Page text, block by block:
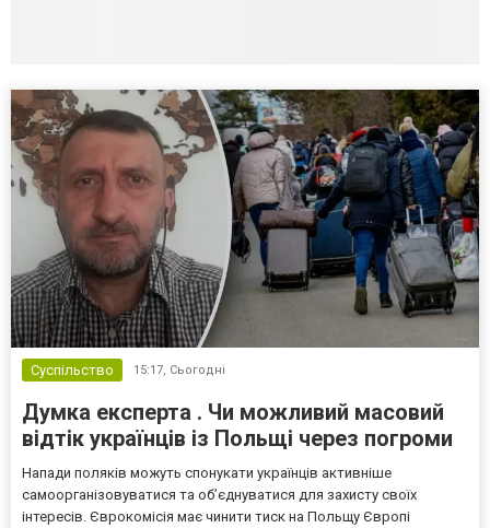
Суспільство 15:17, Сьогодні
Думка експерта . Чи можливий масовий
відтік українців із Польщі через погроми
Напади поляків можуть спонукати українців активніше
самоорганізовуватися та об’єднуватися для захисту своїх
інтересів. Єврокомісія має чинити тиск на Польщу Європі